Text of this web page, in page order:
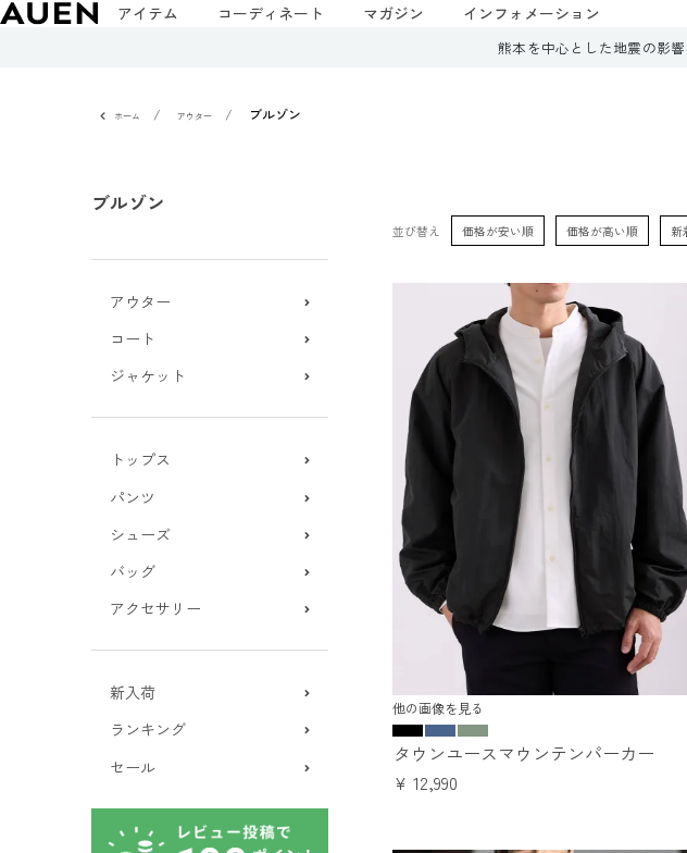
アイテム コーディネート マガジン インフォメーション
熊本を中心とした地震の影
ホーム アウター ブルゾン
ブルゾン
アウター
コート
ジャケット
トップス
パンツ
シューズ
バッグ
アクセサリー
新入荷
ランキング
セール
並び替え 価格が安い順 価格が高い順 新
他の画像を見る
タウンユースマウンテンパーカー
¥ 12,990